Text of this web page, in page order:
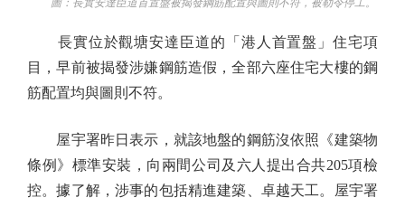
圖：長實安達臣道首置盤被揭發鋼筋配置與圖則不符，被勒令停工。
長實位於觀塘安達臣道的「港人首置盤」住宅項
目，早前被揭發涉嫌鋼筋造假，全部六座住宅大樓的鋼
筋配置均與圖則不符。
屋宇署昨日表示，就該地盤的鋼筋沒依照《建築物
條例》標準安裝，向兩間公司及六人提出合共205項檢
控。據了解，涉事的包括精進建築、卓越天工。屋宇署